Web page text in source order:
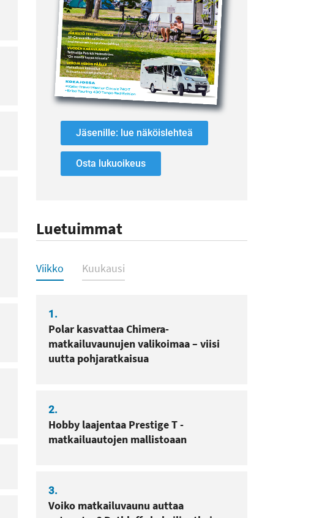
Jäsenille: lue näköislehteä
Osta lukuoikeus
Luetuimmat
Luetuimmat
Viikko Kuukausi
1.
Polar kasvattaa Chimera-
matkailuvaunujen valikoimaa – viisi
uutta pohjaratkaisua
2.
Hobby laajentaa Prestige T -
matkailuautojen mallistoaan
3.
Voiko matkailuvaunu auttaa